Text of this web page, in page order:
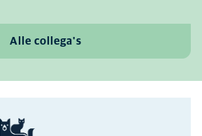
Alle collega's